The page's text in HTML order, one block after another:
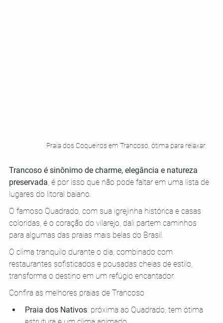
Praia dos Coqueiros em Trancoso, ótima para relaxar.
Trancoso é sinônimo de charme, elegância e natureza
preservada, é por isso que não pode faltar em uma lista de
lugares do litoral baiano.
O famoso Quadrado, com sua igrejinha histórica e casas
coloridas, é o coração do vilarejo, dali partem caminhos
para algumas das praias mais belas do Brasil.
O clima tranquilo durante o dia, combinado com
restaurantes sofisticados e pousadas cheias de estilo,
transforma o destino em um refúgio encantador.
Confira as melhores praias de Trancoso
Praia dos Nativos: próxima ao Quadrado, tem ótima